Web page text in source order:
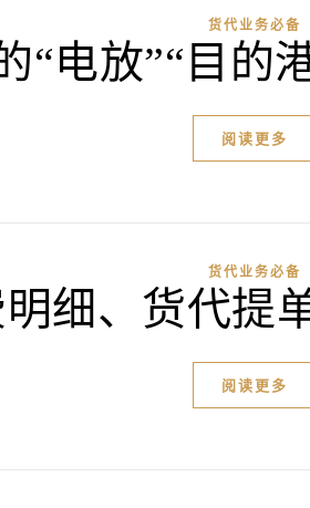
货代业务必备
“电放”“目的
阅读更多
货代业务必备
细、货代提
阅读更多